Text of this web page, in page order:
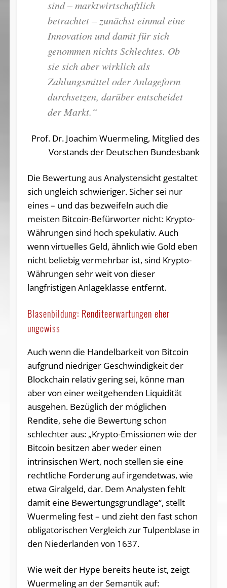
sind – marktwirtschaftlich
betrachtet – zunächst einmal eine
Innovation und damit für sich
genommen nichts Schlechtes. Ob
sie sich aber wirklich als
Zahlungsmittel oder Anlageform
durchsetzen, darüber entscheidet
der Markt.“
Prof. Dr. Joachim Wuermeling, Mitglied des
Vorstands der Deutschen Bundesbank
Die Bewertung aus Analystensicht gestaltet
sich ungleich schwieriger. Sicher sei nur
eines – und das bezweifeln auch die
meisten Bitcoin-Befürworter nicht: Krypto-
Währungen sind hoch spekulativ. Auch
wenn virtuelles Geld, ähnlich wie Gold eben
nicht beliebig vermehrbar ist, sind Krypto-
Währungen sehr weit von dieser
langfristigen Anlageklasse entfernt.
Blasenbildung: Renditeerwartungen eher
ungewiss
Auch wenn die Handelbarkeit von Bitcoin
aufgrund niedriger Geschwindigkeit der
Blockchain relativ gering sei, könne man
aber von einer weitgehenden Liquidität
ausgehen. Bezüglich der möglichen
Rendite, sehe die Bewertung schon
schlechter aus: „Krypto-Emissionen wie der
Bitcoin besitzen aber weder einen
intrinsischen Wert, noch stellen sie eine
rechtliche Forderung auf irgendetwas, wie
etwa Giralgeld, dar. Dem Analysten fehlt
damit eine Bewertungsgrundlage“, stellt
Wuermeling fest – und zieht den fast schon
obligatorischen Vergleich zur Tulpenblase in
den Niederlanden von 1637.
Wie weit der Hype bereits heute ist, zeigt
Wuermeling an der Semantik auf: